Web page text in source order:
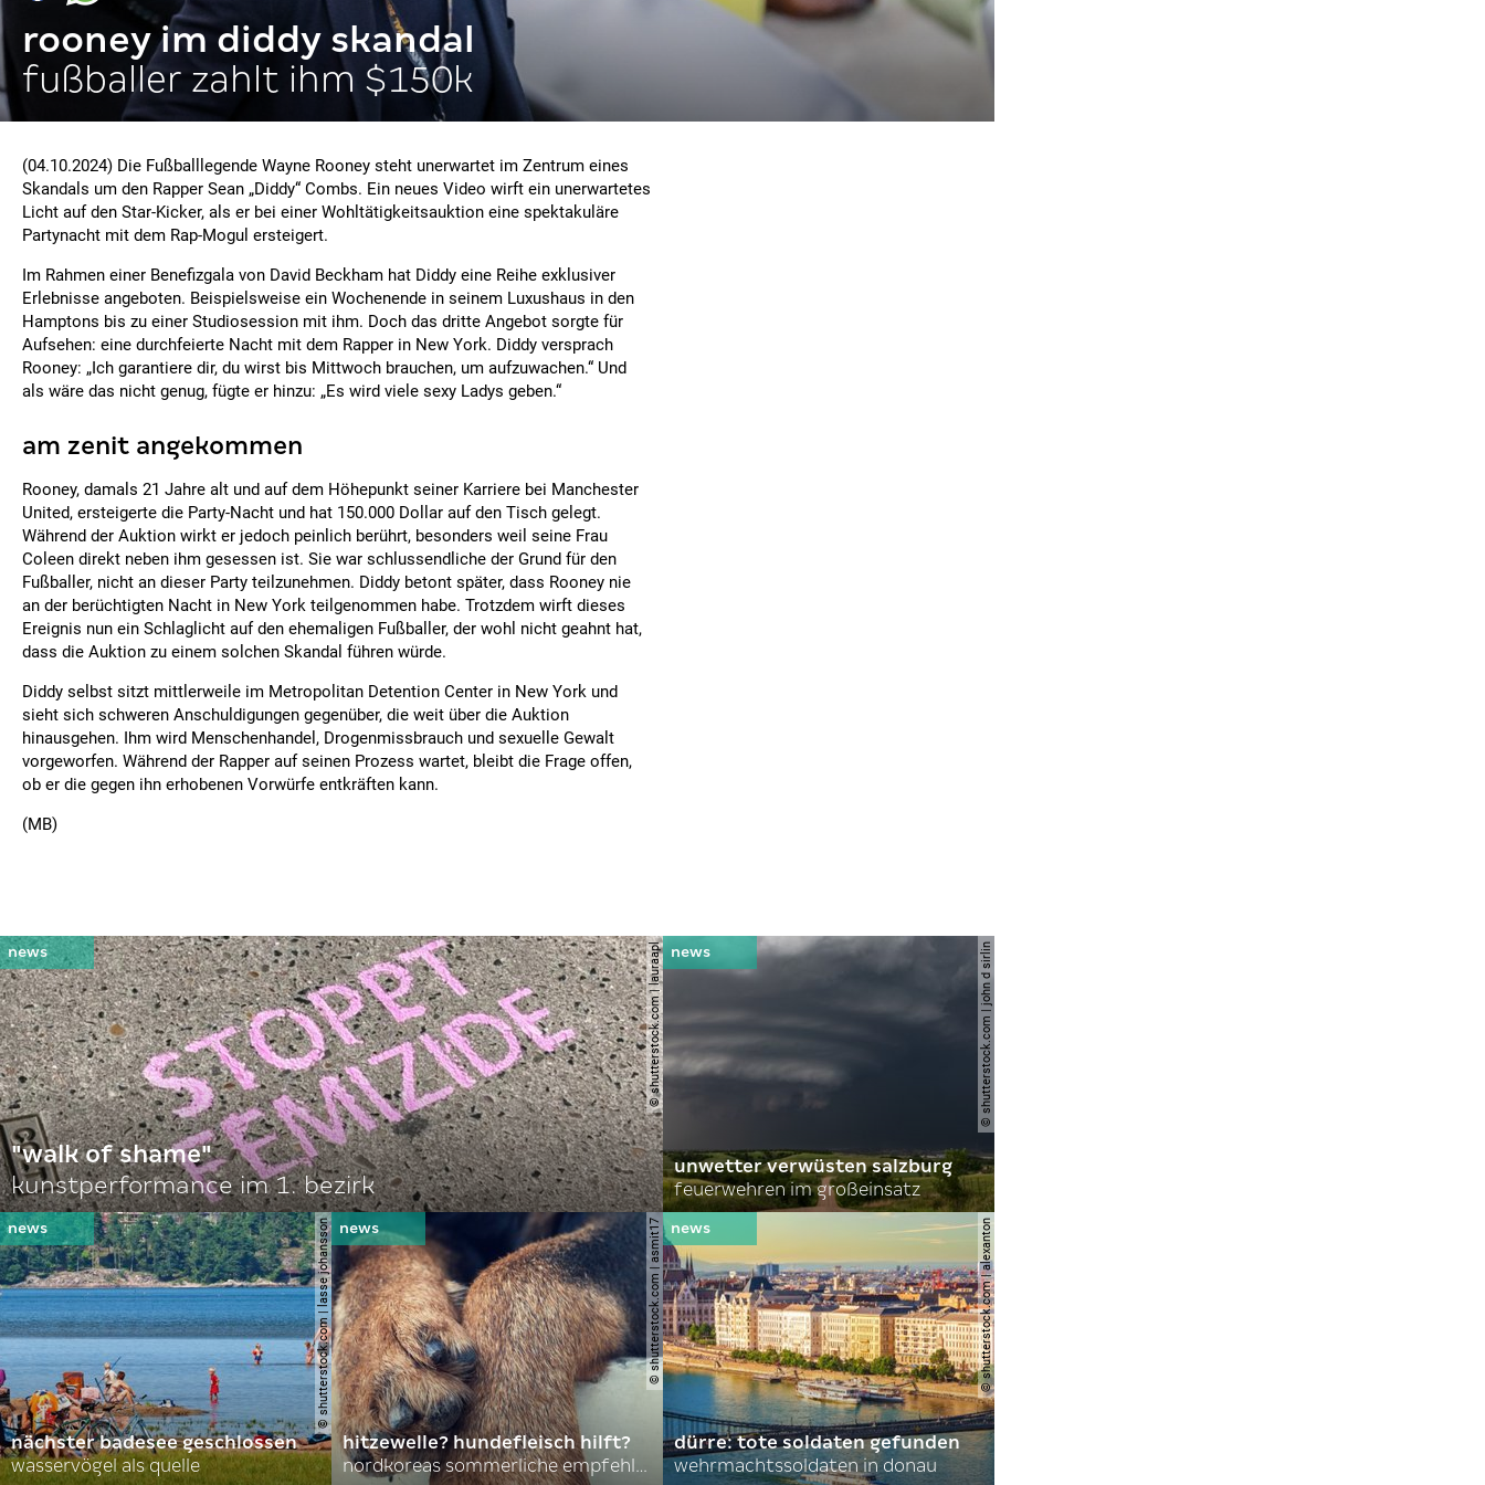
rooney im diddy skandal
fußballer zahlt ihm $150k
(04.10.2024) Die Fußballlegende Wayne Rooney steht unerwartet im Zentrum eines
Skandals um den Rapper Sean „Diddy“ Combs. Ein neues Video wirft ein unerwartetes
Licht auf den Star-Kicker, als er bei einer Wohltätigkeitsauktion eine spektakuläre
Partynacht mit dem Rap-Mogul ersteigert.
Im Rahmen einer Benefizgala von David Beckham hat Diddy eine Reihe exklusiver
Erlebnisse angeboten. Beispielsweise ein Wochenende in seinem Luxushaus in den
Hamptons bis zu einer Studiosession mit ihm. Doch das dritte Angebot sorgte für
Aufsehen: eine durchfeierte Nacht mit dem Rapper in New York. Diddy versprach
Rooney: „Ich garantiere dir, du wirst bis Mittwoch brauchen, um aufzuwachen.“ Und
als wäre das nicht genug, fügte er hinzu: „Es wird viele sexy Ladys geben.“
am zenit angekommen
Rooney, damals 21 Jahre alt und auf dem Höhepunkt seiner Karriere bei Manchester
United, ersteigerte die Party-Nacht und hat 150.000 Dollar auf den Tisch gelegt.
Während der Auktion wirkt er jedoch peinlich berührt, besonders weil seine Frau
Coleen direkt neben ihm gesessen ist. Sie war schlussendliche der Grund für den
Fußballer, nicht an dieser Party teilzunehmen. Diddy betont später, dass Rooney nie
an der berüchtigten Nacht in New York teilgenommen habe. Trotzdem wirft dieses
Ereignis nun ein Schlaglicht auf den ehemaligen Fußballer, der wohl nicht geahnt hat,
dass die Auktion zu einem solchen Skandal führen würde.
Diddy selbst sitzt mittlerweile im Metropolitan Detention Center in New York und
sieht sich schweren Anschuldigungen gegenüber, die weit über die Auktion
hinausgehen. Ihm wird Menschenhandel, Drogenmissbrauch und sexuelle Gewalt
vorgeworfen. Während der Rapper auf seinen Prozess wartet, bleibt die Frage offen,
ob er die gegen ihn erhobenen Vorwürfe entkräften kann.
(MB)
© shutterstock.com | lauraapl
"walk of shame"
kunstperformance im 1. bezirk
© shutterstock.com | john d sirlin
unwetter verwüsten salzburg
feuerwehren im großeinsatz
© shutterstock.com | lasse johansson
nächster badesee geschlossen
wasservögel als quelle
© shutterstock.com | asmit17
hitzewelle? hundefleisch hilft?
nordkoreas sommerliche empfehlungen
© shutterstock.com | alexanton
dürre: tote soldaten gefunden
wehrmachtssoldaten in donau